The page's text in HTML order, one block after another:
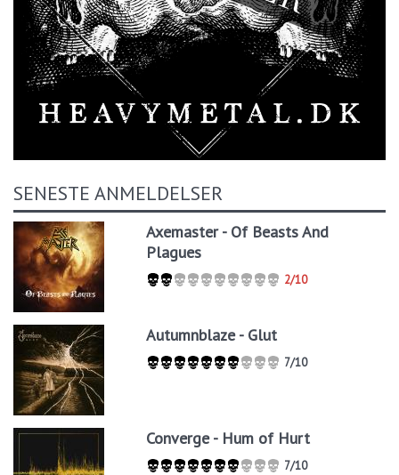
SENESTE ANMELDELSER
Axemaster - Of Beasts And
Plagues
2/10
Autumnblaze - Glut
7/10
Converge - Hum of Hurt
7/10